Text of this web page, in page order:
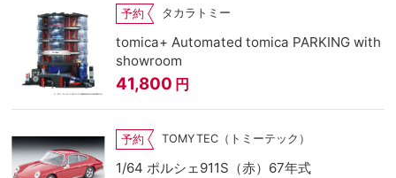
予約 タカラトミー
tomica+ Automated tomica PARKING with
showroom
41,800 円
予約 TOMYTEC（トミーテック）
1/64 ポルシェ911S（赤）67年式